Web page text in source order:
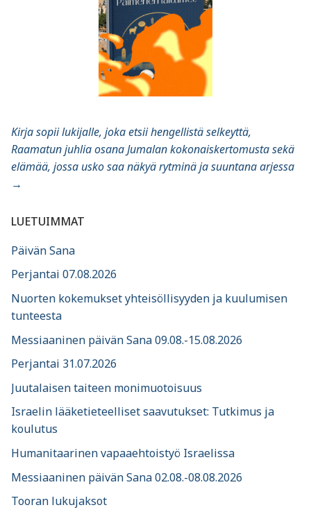
Kirja sopii lukijalle, joka etsii hengellistä selkeyttä,
Raamatun juhlia osana Jumalan kokonaiskertomusta sekä
elämää, jossa usko saa näkyä rytminä ja suuntana arjessa
→
LUETUIMMAT
Päivän Sana
Perjantai 07.08.2026
Nuorten kokemukset yhteisöllisyyden ja kuulumisen
tunteesta
Messiaaninen päivän Sana 09.08.-15.08.2026
Perjantai 31.07.2026
Juutalaisen taiteen monimuotoisuus
Israelin lääketieteelliset saavutukset: Tutkimus ja
koulutus
Humanitaarinen vapaaehtoistyö Israelissa
Messiaaninen päivän Sana 02.08.-08.08.2026
Tooran lukujaksot